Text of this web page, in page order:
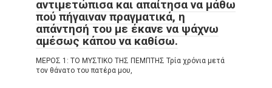
αντιμετώπισα και απαίτησα να μάθω
πού πήγαιναν πραγματικά, η
απάντησή του με έκανε να ψάχνω
αμέσως κάπου να καθίσω.
ΜΕΡΟΣ 1: ΤΟ ΜΥΣΤΙΚΟ ΤΗΣ ΠΕΜΠΤΗΣ Τρία χρόνια μετά
τον θάνατο του πατέρα μου,